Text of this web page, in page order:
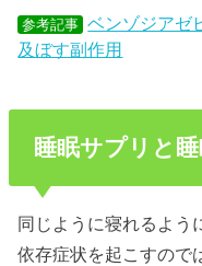
参考記事 ベンゾジアゼ
及ぼす副作用
睡眠サプリと
同じように寝れるよう
依存症状を起こすので